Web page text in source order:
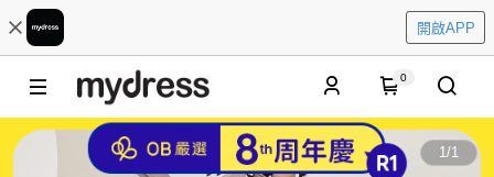
開啟APP
0
1/1